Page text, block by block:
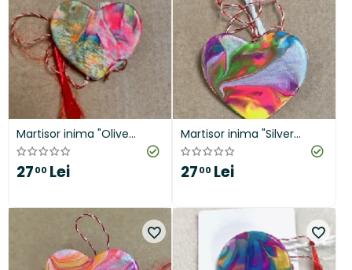
Martisor inima "Olive
Contrast"
2700 Lei
Martisor inima "Silver
Touch"
2700 Lei